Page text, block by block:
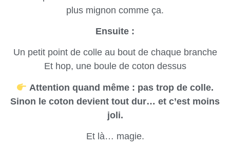
plus mignon comme ça.
Ensuite :
Un petit point de colle au bout de chaque branche
Et hop, une boule de coton dessus
Attention quand même : pas trop de colle.
Sinon le coton devient tout dur… et c’est moins
joli.
Et là… magie.